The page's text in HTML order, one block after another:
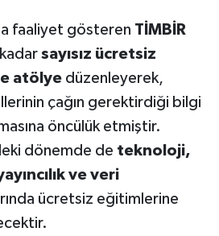
faaliyet gösteren TİMBİR
sayısız ücretsiz
atölye düzenleyerek,
çağın gerektirdiği bilgi
öncülük etmiştir.
dönemde de teknoloji,
ve veri
ücretsiz eğitimlerine